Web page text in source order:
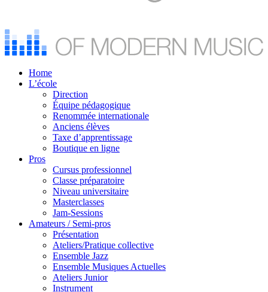
Home
L’école
Direction
Équipe pédagogique
Renommée internationale
Anciens élèves
Taxe d’apprentissage
Boutique en ligne
Pros
Cursus professionnel
Classe préparatoire
Niveau universitaire
Masterclasses
Jam-Sessions
Amateurs / Semi-pros
Présentation
Ateliers/Pratique collective
Ensemble Jazz
Ensemble Musiques Actuelles
Ateliers Junior
Instrument